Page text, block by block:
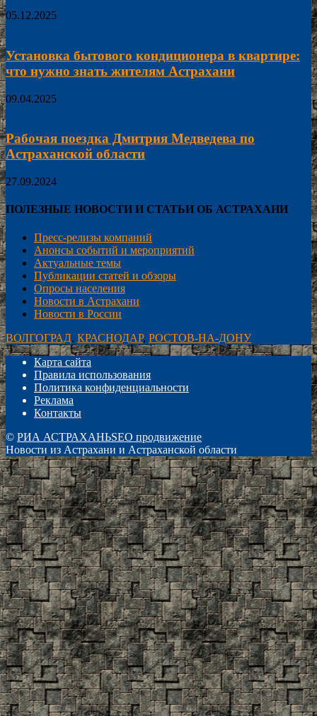
05.12.2025
Установка бытового кондиционера в квартире:
что нужно знать жителям Астрахани
09.04.2025
Рабочая поездка Дмитрия Медведева по
Астраханской области
27.09.2024
ПОЛЕЗНЫЕ НОВОСТИ И СТАТЬИ ОБ АСТРАХАНИ
Пресс-релизы компаний
Анонсы событий и мероприятий
Актуальные темы
Публикации статей и обзоры
Опросы населения
Новости в Астрахани
Новости в России
ВОЛГОГРАД, КРАСНОДАР, РОСТОВ-НА-ДОНУ
Карта сайта
Правила использования
Политика конфиденциальности
Реклама
Контакты
© РИА АСТРАХАНЬSEO продвижение
Новости из Астрахани и Астраханской области